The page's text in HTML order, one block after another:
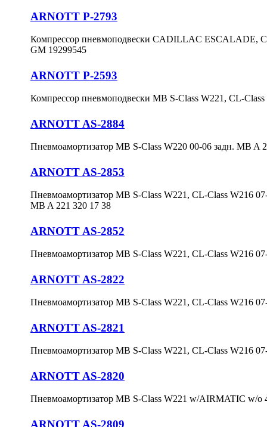
ARNOTT P-2793
Компрессор пневмоподвески CADILLAC ESCALADE,
GM 19299545
ARNOTT P-2593
Компрессор пневмоподвески MB S-Class W221, CL-
ARNOTT AS-2884
Пневмоамортизатор MB S-Class W220 00-06 задн. MB A
ARNOTT AS-2853
Пневмоамортизатор MB S-Class W221, CL-Class W216
MB A 221 320 17 38
ARNOTT AS-2852
Пневмоамортизатор MB S-Class W221, CL-Class W216
ARNOTT AS-2822
Пневмоамортизатор MB S-Class W221, CL-Class W216
ARNOTT AS-2821
Пневмоамортизатор MB S-Class W221, CL-Class W216
ARNOTT AS-2820
Пневмоамортизатор MB S-Class W221 w/AIRMATIC w/o
ARNOTT AS-2809